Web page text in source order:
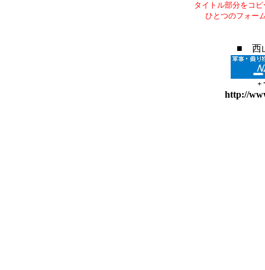
タイトル部分をコ
ひとつのフォー
■ 西
+
http://